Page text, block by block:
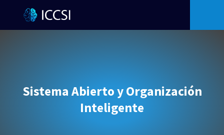
Sistema Abierto y Organización
Inteligente